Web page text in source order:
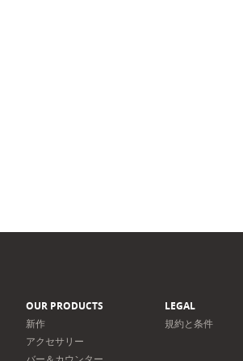
OUR PRODUCTS
新作
アクセサリー
LEGAL
規約と条件